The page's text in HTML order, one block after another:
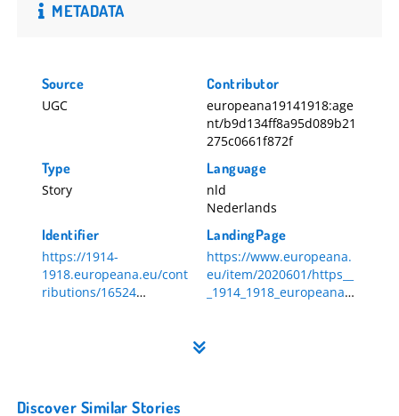
METADATA
Source
UGC
Contributor
europeana19141918:age
nt/b9d134ff8a95d089b21
275c0661f872f
Type
Story
Language
nld
Nederlands
Identifier
https://1914-
1918.europeana.eu/cont
ributions/16524
LandingPage
https://www.europeana.
eu/item/2020601/https__
_1914_1918_europeana_e
Discover Similar Stories